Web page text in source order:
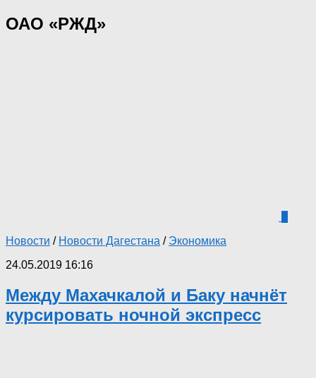
ОАО «РЖД»
Новости / Новости Дагестана / Экономика
24.05.2019 16:16
Между Махачкалой и Баку начнёт
курсировать ночной экспресс